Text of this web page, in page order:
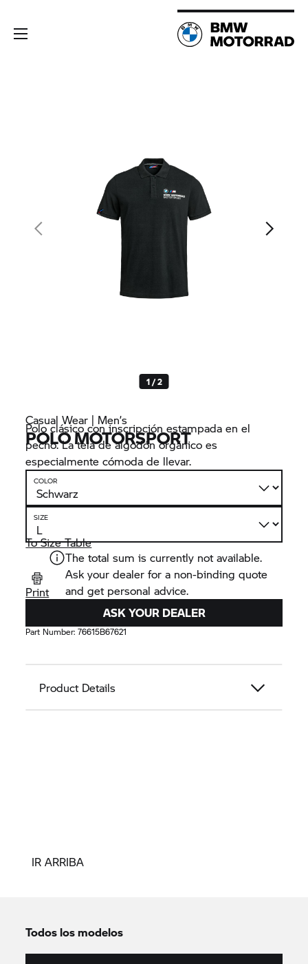
1 / 2
Casual Wear | Men’s
POLO MOTORSPORT
Polo clásico con inscripción estampada en el
pecho. La tela de algodón orgánico es
especialmente cómoda de llevar.
COLOR
SIZE
To Size Table
Print
The total sum is currently not available.
Ask your dealer for a non-binding quote
and get personal advice.
ASK YOUR DEALER
Part Number:76615B67621
Product Details
IR ARRIBA
Todos los modelos